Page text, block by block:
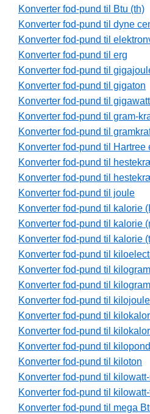
Konverter fod-pund til Btu (th)
Konverter fod-pund til dyne
Konverter fod-pund til
Konverter fod-pund til erg
Konverter fod-pund til
Konverter fod-pund til gigaton
Konverter fod-pund til
Konverter fod-pund til gram-
Konverter fod-pund til
Konverter fod-pund til Hartree
Konverter fod-pund til
Konverter fod-pund til
Konverter fod-pund til joule
Konverter fod-pund til kalorie
Konverter fod-pund til
Konverter fod-pund til kalorie
Konverter fod-pund til
Konverter fod-pund til
Konverter fod-pund til
Konverter fod-pund til kilojoule
Konverter fod-pund til
Konverter fod-pund til
Konverter fod-pund til
Konverter fod-pund til kiloton
Konverter fod-pund til
Konverter fod-pund til
Konverter fod-pund til mega